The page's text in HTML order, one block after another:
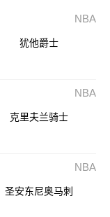
NBA
犹他爵士
NBA
克里夫兰骑士
NBA
圣安东尼奥马刺